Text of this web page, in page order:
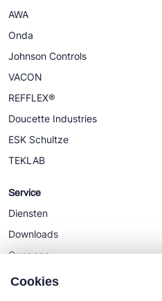
AWA
Onda
Johnson Controls
VACON
REFFLEX®
Doucette Industries
ESK Schultze
TEKLAB
Service
Diensten
Downloads
Over ons
Nieuws
Cookies